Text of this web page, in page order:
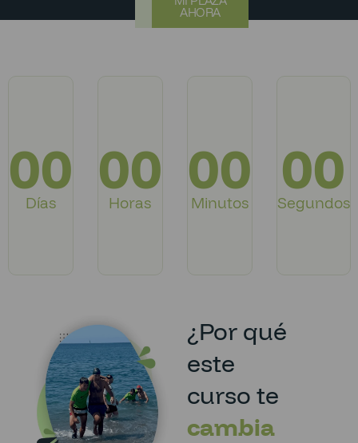
AHORA
00
Días
00
Horas
00
Minutos
00
Segundos
¿Por qué
este
curso te
cambia